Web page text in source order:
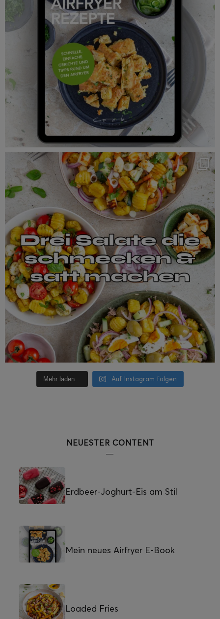
Mehr laden… Auf Instagram folgen
NEUESTER CONTENT
Erdbeer-Joghurt-Eis am Stil
Mein neues Airfryer E-Book
Loaded Fries